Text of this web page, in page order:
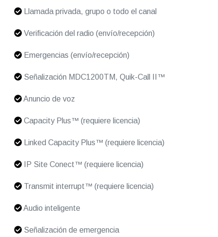
Llamada privada, grupo o todo el canal
Verificación del radio (envío/recepción)
Emergencias (envío/recepción)
Señalización MDC1200TM, Quik-Call II™
Anuncio de voz
Capacity Plus™ (requiere licencia)
Linked Capacity Plus™ (requiere licencia)
IP Site Conect™ (requiere licencia)
Transmit interrupt™ (requiere licencia)
Audio inteligente
Señalización de emergencia